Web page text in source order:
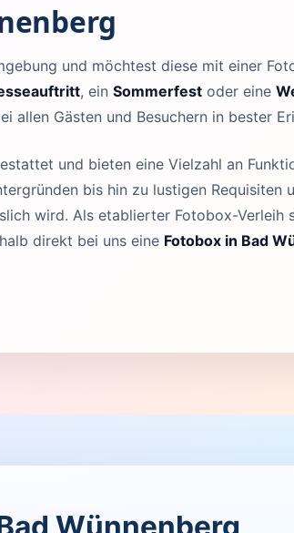
und möchtest diese mit einer
, ein Sommerfest oder eine
allen Gästen und Besuchern in bester
und bieten eine Vielzahl an
bis hin zu lustigen
wird. Als etablierter Fotobox-Verleih
direkt bei uns eine Fotobox in Bad